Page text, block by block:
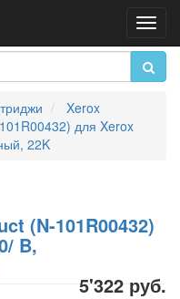
Xerox
для Xerox
22K
(N-101R00432)
B,
5'322 руб.